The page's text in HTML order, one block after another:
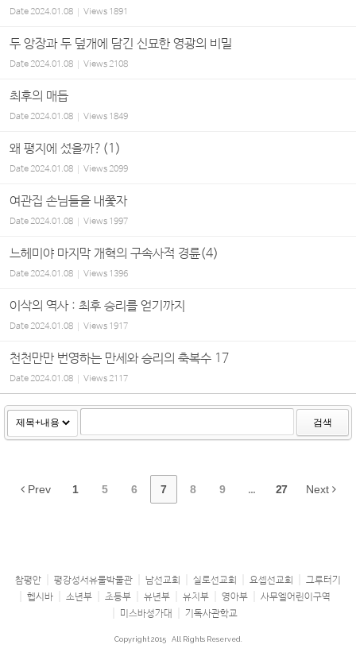
Date2024.01.08 Views 1891
두 앙장과 두 덮개에 담긴 신묘한 영광의 비밀
Date2024.01.08 Views2108
최후의 매듭
Date2024.01.08 Views 1849
왜 평지에 섰을까?(1)
Date2024.01.08 Views2099
여관집 손님들을 내쫓자
Date2024.01.08 Views 1997
느헤미야 마지막 개혁의 구속사적 경륜(4)
Date2024.01.08 Views 1396
이삭의 역사 : 최후 승리를 얻기까지
Date2024.01.08 Views 1917
천천만만 번영하는 만세와 승리의 축복수 17
Date2024.01.08 Views2117
검색
Prev 1 5 6 7 8 9 ... 27 Next
참평안 평강성서유물박물관 남선교회 실로선교회 요셉선교회
그루터기
헵시바
소년부 초등부 유년부 유치부 영아부
사무엘어린이구역
미스바성가대
기독사관학교
Copyright 2015 All Rights Reserved.